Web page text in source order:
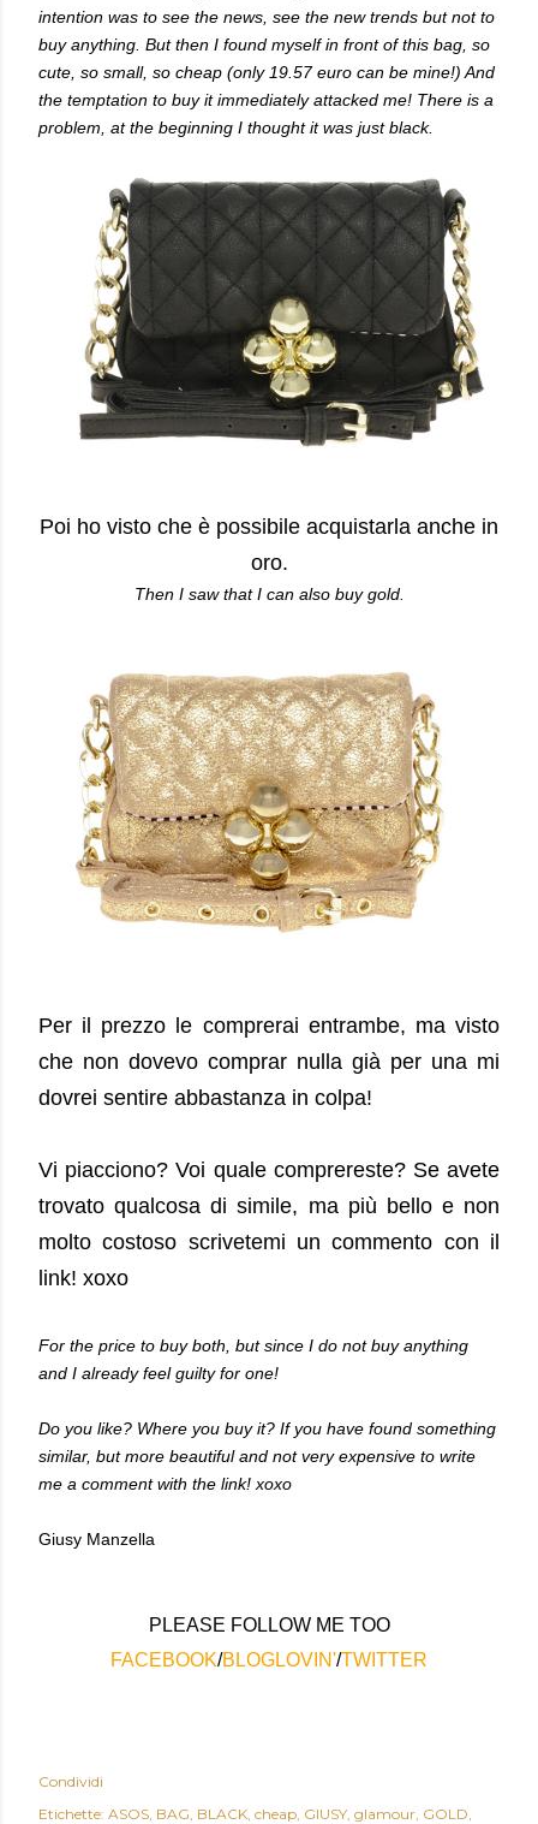
intention was to see the news, see the new trends but not to
buy anything. But then I found myself in front of this bag, so
cute, so small, so cheap (only 19.57 euro can be mine!) And
the temptation to buy it immediately attacked me! There is a
problem, at the beginning I thought it was just black.
Poi ho visto che è possibile acquistarla anche in
oro.
Then I saw that I can also buy gold.
Per il prezzo le comprerai entrambe, ma visto
che non dovevo comprar nulla già per una mi
dovrei sentire abbastanza in colpa!
Vi piacciono? Voi quale comprereste? Se avete
trovato qualcosa di simile, ma più bello e non
molto costoso scrivetemi un commento con il
link! xoxo
For the price to buy both, but since I do not buy anything
and I already feel guilty for one!
Do you like? Where you buy it? If you have found something
similar, but more beautiful and not very expensive to write
me a comment with the link! xoxo
Giusy Manzella
PLEASE FOLLOW ME TOO
FACEBOOK/BLOGLOVIN'/TWITTER
Condividi
Etichette: ASOS BAG BLACK cheap GIUSY glamour GOLD